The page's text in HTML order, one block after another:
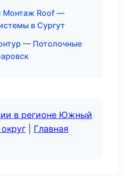
Монтаж Roof —
в Сургут
— Потолочные
в регионе Южный
Главная